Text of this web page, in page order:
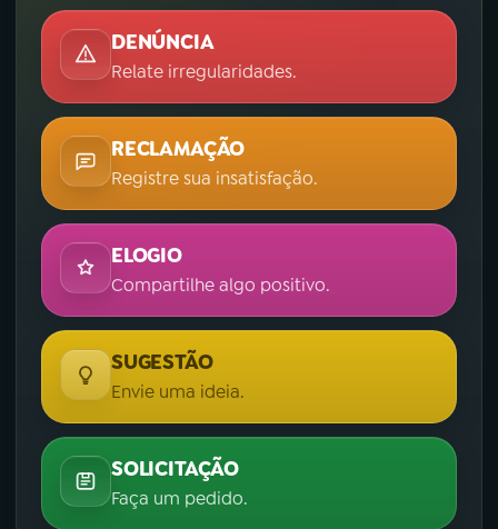
DENÚNCIA
Relate irregularidades.
RECLAMAÇÃO
Registre sua insatisfação.
ELOGIO
Compartilhe algo positivo.
SUGESTÃO
Envie uma ideia.
SOLICITAÇÃO
Faça um pedido.